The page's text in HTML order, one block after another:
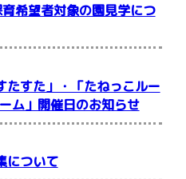
希望者対象の園見学につ
すた」・「たねっこルー
ム」開催日のお知らせ
ついて